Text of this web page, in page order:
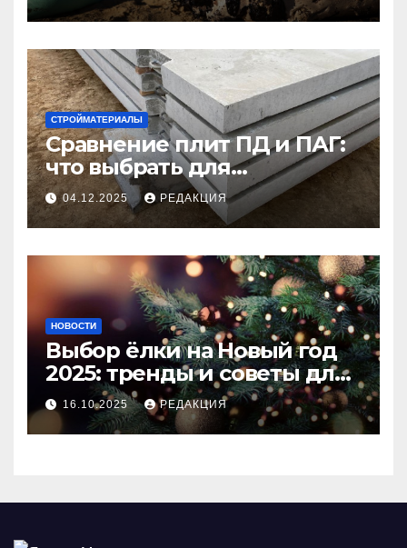
СТРОЙМАТЕРИАЛЫ
Сравнение плит ПД и ПАГ:
что выбрать для
долговечного и прочного
покрытия
04.12.2025 РЕДАКЦИЯ
НОВОСТИ
Выбор ёлки на Новый год
2025: тренды и советы для
идеального праздника
16.10.2025 РЕДАКЦИЯ